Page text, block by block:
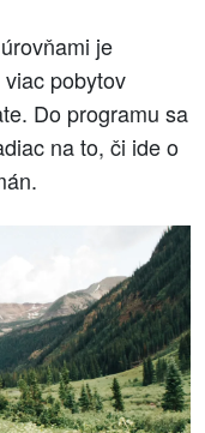
je
pobytov
Do programu sa
na to, či ide o